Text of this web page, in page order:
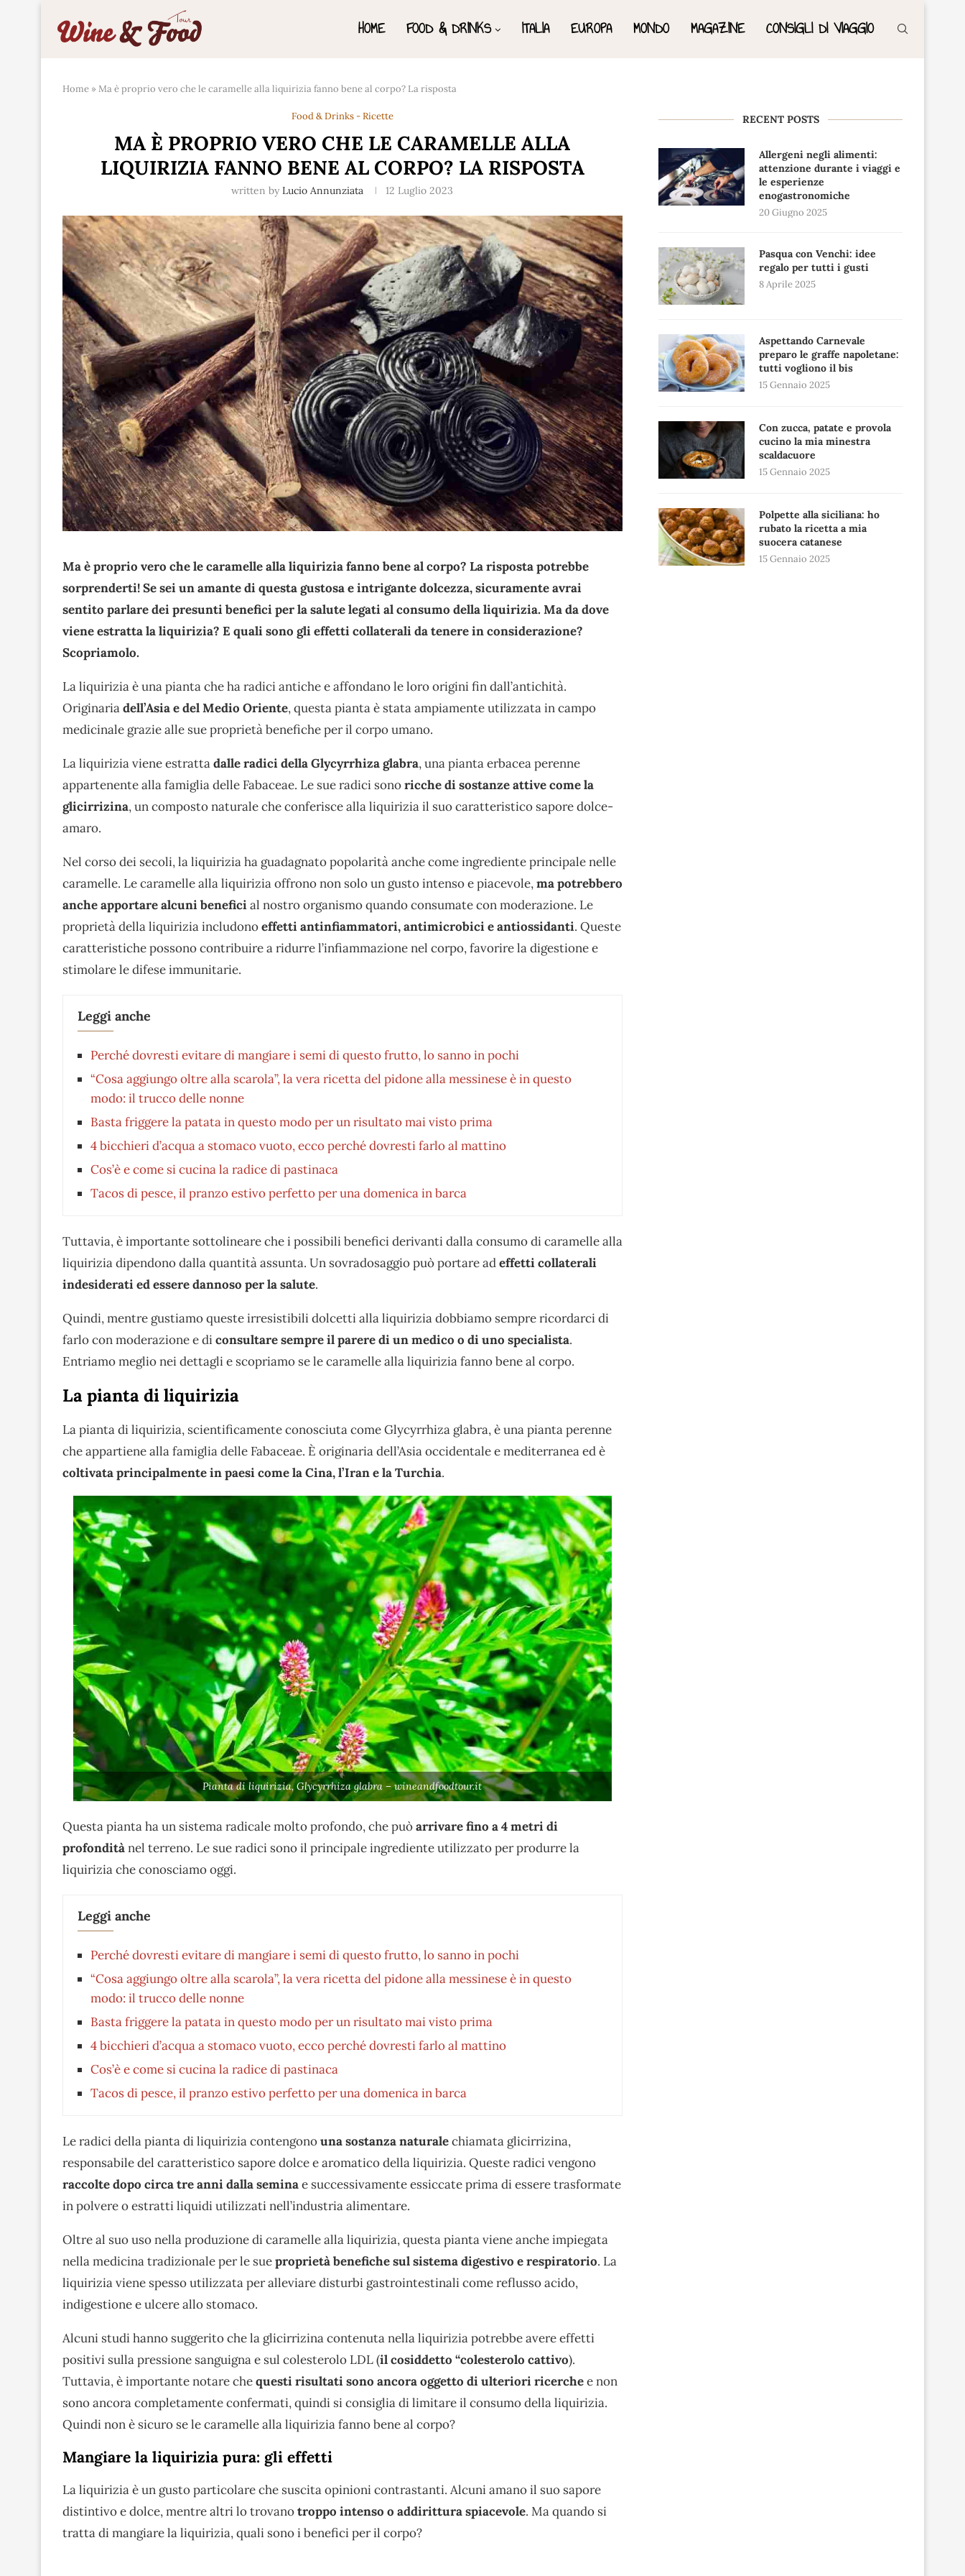
HOME FOOD & DRINKS ITALIA EUROPA MONDO MAGAZINE CONSIGLI DI VIAGGIO
Home »Ma è proprio vero che le caramelle alla liquirizia fanno bene al corpo? La risposta
Food & Drinks - Ricette
MA È PROPRIO VERO CHE LE CARAMELLE ALLA
LIQUIRIZIA FANNO BENE AL CORPO? LA RISPOSTA
written byLucio Annunziata 12 Luglio 2023
Ma è proprio vero che le caramelle alla liquirizia fanno bene al corpo? La risposta potrebbe
sorprenderti! Se sei un amante di questa gustosa e intrigante dolcezza, sicuramente avrai
sentito parlare dei presunti benefici per la salute legati al consumo della liquirizia. Ma da dove
viene estratta la liquirizia? E quali sono gli effetti collaterali da tenere in considerazione?
Scopriamolo.
La liquirizia è una pianta che ha radici antiche e affondano le loro origini fin dall’antichità.
Originariadell’Asia e del Medio Oriente, questa pianta è stata ampiamente utilizzata in campo
medicinale grazie alle sue proprietà benefiche per il corpo umano.
La liquirizia viene estrattadalle radici della Glycyrrhiza glabra, una pianta erbacea perenne
appartenente alla famiglia delle Fabaceae. Le sue radici sonoricche di sostanze attive come la
glicirrizina, un composto naturale che conferisce alla liquirizia il suo caratteristico sapore dolce-
amaro.
Nel corso dei secoli, la liquirizia ha guadagnato popolarità anche come ingrediente principale nelle
caramelle. Le caramelle alla liquirizia offrono non solo un gusto intenso e piacevole,ma potrebbero
anche apportare alcuni beneficial nostro organismo quando consumate con moderazione. Le
proprietà della liquirizia includonoeffetti antinfiammatori, antimicrobici e antiossidanti. Queste
caratteristiche possono contribuire a ridurre l’infiammazione nel corpo, favorire la digestione e
stimolare le difese immunitarie.
Leggi anche
Perché dovresti evitare di mangiare i semi di questo frutto, lo sanno in pochi
“Cosa aggiungo oltre alla scarola”, la vera ricetta del pidone alla messinese è in questo
modo: il trucco delle nonne
Basta friggere la patata in questo modo per un risultato mai visto prima
4 bicchieri d’acqua a stomaco vuoto, ecco perché dovresti farlo al mattino
Cos’è e come si cucina la radice di pastinaca
Tacos di pesce, il pranzo estivo perfetto per una domenica in barca
Tuttavia, è importante sottolineare che i possibili benefici derivanti dalla consumo di caramelle alla
liquirizia dipendono dalla quantità assunta. Un sovradosaggio può portare adeffetti collaterali
indesiderati ed essere dannoso per la salute.
Quindi, mentre gustiamo queste irresistibili dolcetti alla liquirizia dobbiamo sempre ricordarci di
farlo con moderazione e diconsultare sempre il parere di un medico o di uno specialista.
Entriamo meglio nei dettagli e scopriamo se le caramelle alla liquirizia fanno bene al corpo.
La pianta di liquirizia
La pianta di liquirizia, scientificamente conosciuta come Glycyrrhiza glabra, è una pianta perenne
che appartiene alla famiglia delle Fabaceae. È originaria dell’Asia occidentale e mediterranea ed è
coltivata principalmente in paesi come la Cina, l’Iran e la Turchia.
Pianta di liquirizia, Glycyrrhiza glabra – wineandfoodtour.it
Questa pianta ha un sistema radicale molto profondo, che puòarrivare fino a 4 metri di
profonditànel terreno. Le sue radici sono il principale ingrediente utilizzato per produrre la
liquirizia che conosciamo oggi.
Leggi anche
Perché dovresti evitare di mangiare i semi di questo frutto, lo sanno in pochi
“Cosa aggiungo oltre alla scarola”, la vera ricetta del pidone alla messinese è in questo
modo: il trucco delle nonne
Basta friggere la patata in questo modo per un risultato mai visto prima
4 bicchieri d’acqua a stomaco vuoto, ecco perché dovresti farlo al mattino
Cos’è e come si cucina la radice di pastinaca
Tacos di pesce, il pranzo estivo perfetto per una domenica in barca
Le radici della pianta di liquirizia contengonouna sostanza naturalechiamata glicirrizina,
responsabile del caratteristico sapore dolce e aromatico della liquirizia. Queste radici vengono
raccolte dopo circa tre anni dalla seminae successivamente essiccate prima di essere trasformate
in polvere o estratti liquidi utilizzati nell’industria alimentare.
Oltre al suo uso nella produzione di caramelle alla liquirizia, questa pianta viene anche impiegata
nella medicina tradizionale per le sueproprietà benefiche sul sistema digestivo e respiratorio. La
liquirizia viene spesso utilizzata per alleviare disturbi gastrointestinali come reflusso acido,
indigestione e ulcere allo stomaco.
Alcuni studi hanno suggerito che la glicirrizina contenuta nella liquirizia potrebbe avere effetti
positivi sulla pressione sanguigna e sul colesterolo LDL (il cosiddetto “colesterolo cattivo).
Tuttavia, è importante notare chequesti risultati sono ancora oggetto di ulteriori ricerchee non
sono ancora completamente confermati, quindi si consiglia di limitare il consumo della liquirizia.
Quindi non è sicuro se le caramelle alla liquirizia fanno bene al corpo?
Mangiare la liquirizia pura: gli effetti
La liquirizia è un gusto particolare che suscita opinioni contrastanti. Alcuni amano il suo sapore
distintivo e dolce, mentre altri lo trovanotroppo intenso o addirittura spiacevole. Ma quando si
tratta di mangiare la liquirizia, quali sono i benefici per il corpo?
RECENT POSTS
Allergeni negli alimenti:
attenzione durante i viaggi e
le esperienze
enogastronomiche
20 Giugno 2025
Pasqua con Venchi: idee
regalo per tutti i gusti
8 Aprile 2025
Aspettando Carnevale
preparo le graffe napoletane:
tutti vogliono il bis
15 Gennaio 2025
Con zucca, patate e provola
cucino la mia minestra
scaldacuore
15 Gennaio 2025
Polpette alla siciliana: ho
rubato la ricetta a mia
suocera catanese
15 Gennaio 2025